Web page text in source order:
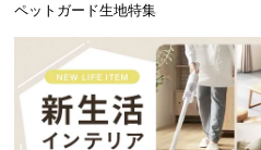
ペットガード生地特集